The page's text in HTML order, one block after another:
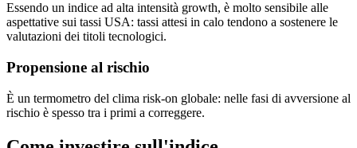
Essendo un indice ad alta intensità growth, è molto sensibile alle
aspettative sui tassi USA: tassi attesi in calo tendono a sostenere le
valutazioni dei titoli tecnologici.
Propensione al rischio
È un termometro del clima risk-on globale: nelle fasi di avversione al
rischio è spesso tra i primi a correggere.